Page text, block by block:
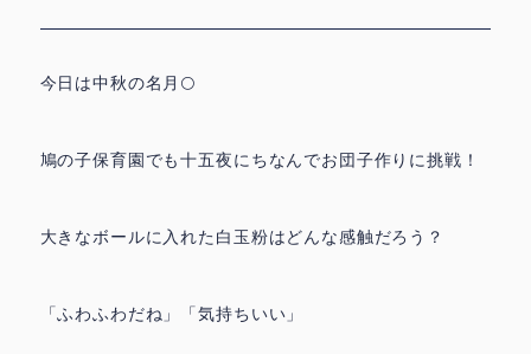
今日は中秋の名月🌕
鳩の子保育園でも十五夜にちなんでお団子作りに挑戦！
大きなボールに入れた白玉粉はどんな感触だろう？
「ふわふわだね」「気持ちいい」